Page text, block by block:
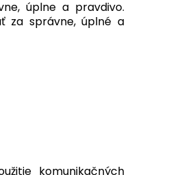
úplne a pravdivo.
za správne, úplné a
komunikačných